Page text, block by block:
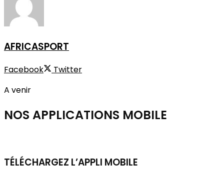
AFRICASPORT
Facebook
Twitter
A venir
NOS APPLICATIONS MOBILE
TÉLÉCHARGEZ L’APPLI MOBILE